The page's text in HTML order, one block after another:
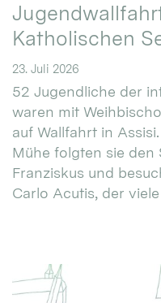
Katholischen
23. Juli 2026
52 Jugendliche der
waren mit
auf Wallfahrt in
Mühe folgten sie den
Franziskus und
Carlo Acutis, der